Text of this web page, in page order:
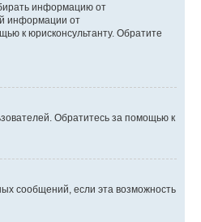
информацию от
информации от
к юрисконсультанту. Обратите
Обратитесь за помощью к
сообщений, если эта возможность